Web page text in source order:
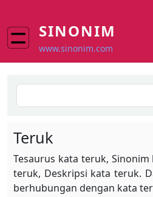
SINONIM
www.sinonim.com
Teruk
Tesaurus kata teruk,
teruk, Deskripsi kata teruk.
berhubungan dengan kata